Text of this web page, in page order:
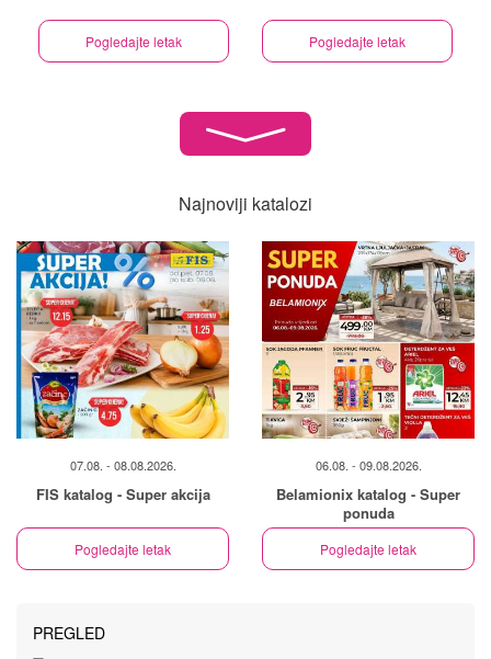
Pogledajte letak Pogledajte letak
Najnoviji katalozi
07.08. - 08.08.2026.
FIS katalog - Super akcija
Pogledajte letak
06.08. - 09.08.2026.
Belamionix katalog - Super
ponuda
Pogledajte letak
PREGLED